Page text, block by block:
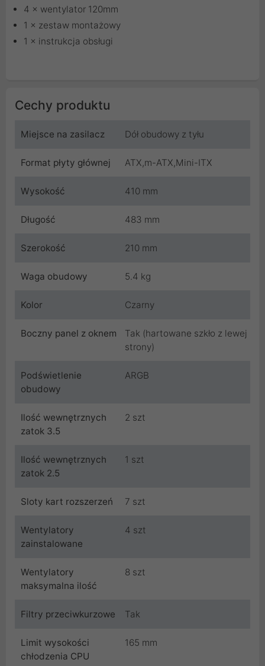
4 × wentylator 120mm
1 × zestaw montażowy
1 × instrukcja obsługi
Cechy produktu
Miejsce na zasilacz Dół obudowy z tyłu
Format płyty głównej ATX,m-ATX,Mini-ITX
Wysokość 410 mm
Długość 483 mm
Szerokość 210 mm
Waga obudowy 5.4 kg
Kolor Czarny
Boczny panel z oknem
Tak (hartowane szkło z lewej
strony)
Podświetlenie
obudowy
ARGB
Ilość wewnętrznych
zatok 3.5
2 szt
Ilość wewnętrznych
zatok 2.5
1 szt
Sloty kart rozszerzeń 7 szt
Wentylatory
zainstalowane
4 szt
Wentylatory
maksymalna ilość
8 szt
Filtry przeciwkurzowe Tak
Limit wysokości
chłodzenia CPU
165 mm